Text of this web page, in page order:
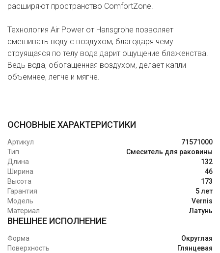
расширяют пространство ComfortZone.
Технология Air Power от Hansgrohe позволяет
смешивать воду с воздухом, благодаря чему
струящаяся по телу вода дарит ощущение блаженства.
Ведь вода, обогащенная воздухом, делает капли
объемнее, легче и мягче.
ОСНОВНЫЕ ХАРАКТЕРИСТИКИ
Артикул
71571000
Тип
Смеситель для раковины
Длина
132
Ширина
46
Высота
173
Гарантия
5 лет
Модель
Vernis
Материал
Латунь
ВНЕШНЕЕ ИСПОЛНЕНИЕ
Форма
Округлая
Поверхность
Глянцевая